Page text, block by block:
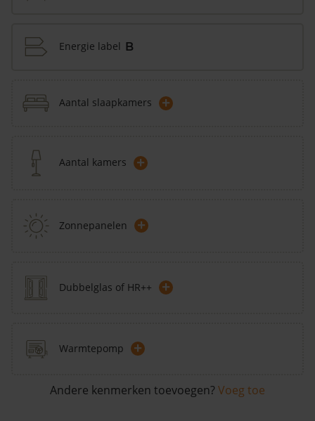
Energie label B
Aantal slaapkamers +
Aantal kamers +
Zonnepanelen +
Dubbelglas of HR++ +
Warmtepomp +
Andere kenmerken toevoegen? Voeg toe